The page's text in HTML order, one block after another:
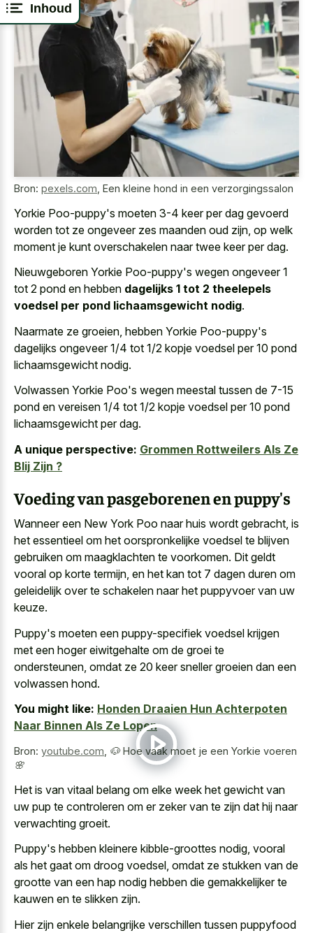
Inhoud
Bron: pexels.com Een kleine hond in een verzorgingssalon
Yorkie Poo-puppy's moeten 3-4 keer per dag gevoerd
worden tot ze ongeveer zes maanden oud zijn, op welk
moment je kunt overschakelen naar twee keer per dag.
Nieuwgeboren Yorkie Poo-puppy's wegen ongeveer 1
tot 2 pond en hebben dagelijks 1 tot 2 theelepels
voedsel per pond lichaamsgewicht nodig.
Naarmate ze groeien, hebben Yorkie Poo-puppy's
dagelijks ongeveer 1/4 tot 1/2 kopje voedsel per 10 pond
lichaamsgewicht nodig.
Volwassen Yorkie Poo's wegen meestal tussen de 7-15
pond en vereisen 1/4 tot 1/2 kopje voedsel per 10 pond
lichaamsgewicht per dag.
A unique perspective: Grommen Rottweilers Als Ze
Blij Zijn ?
Voeding van pasgeborenen en puppy's
Wanneer een New York Poo naar huis wordt gebracht, is
het essentieel om het oorspronkelijke voedsel te blijven
gebruiken om maagklachten te voorkomen. Dit geldt
vooral op korte termijn, en het kan tot 7 dagen duren om
geleidelijk over te schakelen naar het puppyvoer van uw
keuze.
Puppy's moeten een puppy-specifiek voedsel krijgen
met een hoger eiwitgehalte om de groei te
ondersteunen, omdat ze 20 keer sneller groeien dan een
volwassen hond.
You might like: Honden Draaien Hun Achterpoten
Naar Binnen Als Ze Lopen
Bron: youtube.com 🐶 Hoe vaak moet je een Yorkie voeren
🌸
Het is van vitaal belang om elke week het gewicht van
uw pup te controleren om er zeker van te zijn dat hij naar
verwachting groeit.
Puppy's hebben kleinere kibble-groottes nodig, vooral
als het gaat om droog voedsel, omdat ze stukken van de
grootte van een hap nodig hebben die gemakkelijker te
kauwen en te slikken zijn.
Hier zijn enkele belangrijke verschillen tussen puppyfood